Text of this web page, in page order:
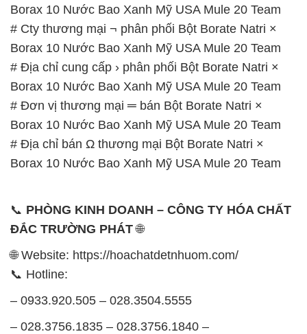
Borax 10 Nước Bao Xanh Mỹ USA Mule 20 Team
# Cty thương mại ¬ phân phối Bột Borate Natri ×
Borax 10 Nước Bao Xanh Mỹ USA Mule 20 Team
# Địa chỉ cung cấp › phân phối Bột Borate Natri ×
Borax 10 Nước Bao Xanh Mỹ USA Mule 20 Team
# Đơn vị thương mại ═ bán Bột Borate Natri ×
Borax 10 Nước Bao Xanh Mỹ USA Mule 20 Team
# Địa chỉ bán Ω thương mại Bột Borate Natri ×
Borax 10 Nước Bao Xanh Mỹ USA Mule 20 Team
📞 PHÒNG KINH DOANH – CÔNG TY HÓA CHẤT
ĐẮC TRƯỜNG PHÁT🌐
🌐 Website: https://hoachatdetnhuom.com/
📞 Hotline:
– 0933.920.505 – 028.3504.5555
– 028.3756.1835 – 028.3756.1840 –